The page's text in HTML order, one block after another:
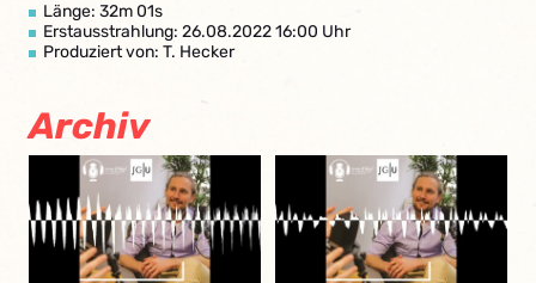
Länge: 32m 01s
Erstausstrahlung: 26.08.2022 16:00 Uhr
Produziert von: T. Hecker
Archiv